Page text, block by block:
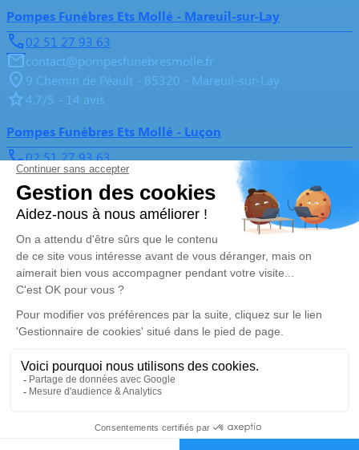
Demande de devis
Pompes Funèbres Ets Mollé - Mareuil-sur-Lay
02 51 27 93 63
contact@pompesfunebresmolle.fr
9 Chemin de Péault - 85320 - Mareuil-sur-Lay
4.7/5 - 14 avis
Pompes Funèbres Ets Mollé - Luçon
02 51 27 93 63
contact@pompesfunebresmolle.fr
13, Boulevard de l'Aumônerie - 85400 - Luçon
4.9/5 - 138 avis
Nos Services
Organiser des obsèques
Monuments funéraires
Services aux familles
Liens utiles
Avis de décès
Demande de rendez-vous en
Nos réseaux sociaux
Politique de traitement des données personnelles
Politique d’utilisation des cookies
Zone d'intervention